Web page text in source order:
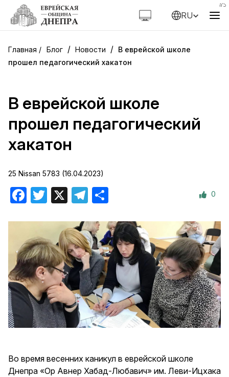
RU
Блог / Новости / В еврейской школе
прошел педагогический хакатон
В еврейской школе
прошел педагогический
хакатон
25 Nissan 5783 (16.04.2023)
Facebook
Twitter Telegram 0
Во время весенних каникул в еврейской школе
Днепра «Ор Авнер Хабад-Любавич» им. Леви-Ицхака